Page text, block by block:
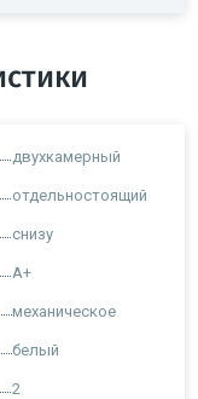
двухкамерный
отдельностоящий
снизу
A+
механическое
белый
2